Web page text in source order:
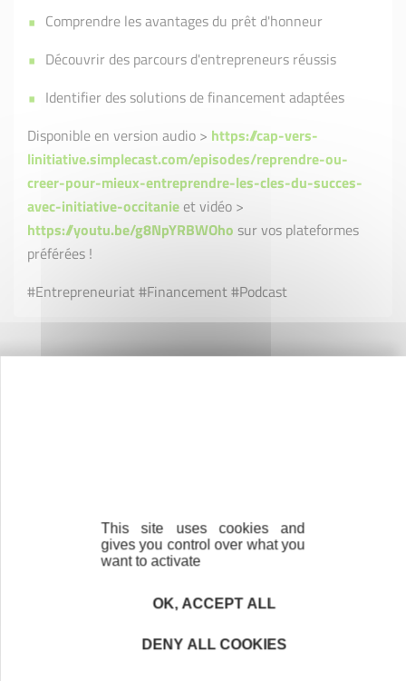
Comprendre les avantages du prêt d'honneur
Découvrir des parcours d'entrepreneurs réussis
Identifier des solutions de financement adaptées
Disponible en version audio > https://cap-vers-
linitiative.simplecast.com/episodes/reprendre-ou-
creer-pour-mieux-entreprendre-les-cles-du-succes-
avec-initiative-occitanie et vidéo >
https://youtu.be/g8NpYRBWOho sur vos plateformes
préférées !
#Entrepreneuriat #Financement #Podcast
Trouvez à qui vous adresser
Créateurs, repreneurs, vos interlocuteurs en
This site uses cookies and
gives you control over what you
want to activate
OK, ACCEPT ALL
DENY ALL COOKIES